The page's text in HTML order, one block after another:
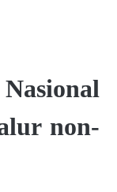
non-